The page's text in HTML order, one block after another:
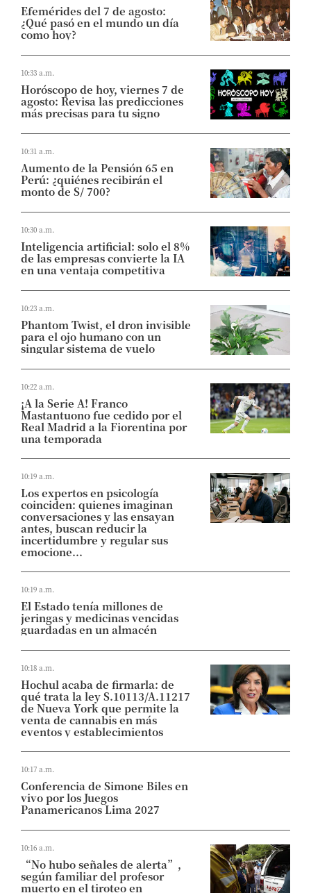
Efemérides del 7 de agosto:
¿Qué pasó en el mundo un día
como hoy?
10:33 a.m.
Horóscopo de hoy, viernes 7 de
agosto: Revisa las predicciones
más precisas para tu signo
10:31 a.m.
Aumento de la Pensión 65 en
Perú: ¿quiénes recibirán el
monto de S/ 700?
10:30 a.m.
Inteligencia artificial: solo el 8%
de las empresas convierte la IA
en una ventaja competitiva
10:23 a.m.
Phantom Twist, el dron invisible
para el ojo humano con un
singular sistema de vuelo
10:22 a.m.
¡A la Serie A! Franco
Mastantuono fue cedido por el
Real Madrid a la Fiorentina por
una temporada
10:19 a.m.
Los expertos en psicología
coinciden: quienes imaginan
conversaciones y las ensayan
antes, buscan reducir la
incertidumbre y regular sus
emocione...
10:19 a.m.
El Estado tenía millones de
jeringas y medicinas vencidas
guardadas en un almacén
10:18 a.m.
Hochul acaba de firmarla: de
qué trata la ley S.10113/A.11217
de Nueva York que permite la
venta de cannabis en más
eventos y establecimientos
10:17 a.m.
Conferencia de Simone Biles en
vivo por los Juegos
Panamericanos Lima 2027
10:16 a.m.
“No hubo señales de alerta”,
según familiar del profesor
muerto en el tiroteo en